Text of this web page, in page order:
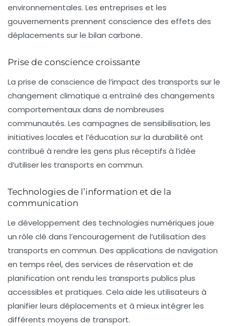
environnementales. Les entreprises et les
gouvernements prennent conscience des effets des
déplacements sur le bilan carbone.
Prise de conscience croissante
La prise de conscience de l’impact des transports sur le
changement climatique a entraîné des changements
comportementaux dans de nombreuses
communautés. Les campagnes de sensibilisation, les
initiatives locales et l’éducation sur la durabilité ont
contribué à rendre les gens plus réceptifs à l’idée
d’utiliser les transports en commun.
Technologies de l’information et de la
communication
Le développement des technologies numériques joue
un rôle clé dans l’encouragement de l’utilisation des
transports en commun. Des applications de navigation
en temps réel, des services de réservation et de
planification ont rendu les transports publics plus
accessibles et pratiques. Cela aide les utilisateurs à
planifier leurs déplacements et à mieux intégrer les
différents moyens de transport.